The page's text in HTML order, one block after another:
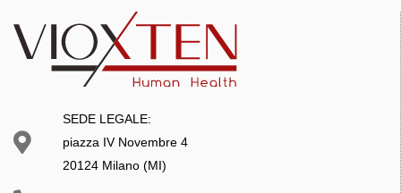
SEDE LEGALE:
piazza IV Novembre 4
20124 Milano (MI)